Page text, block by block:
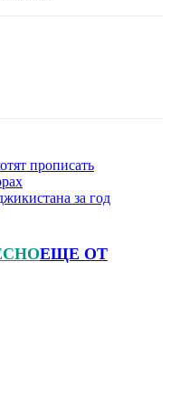
прописать
за год
ЕЩЕ ОТ